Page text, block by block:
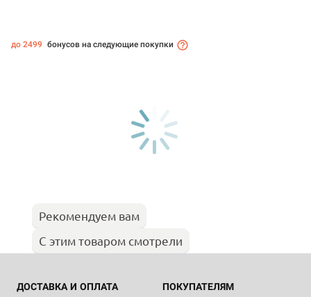
до 2499 бонусов на следующие покупки
Рекомендуем вам
С этим товаром смотрели
ДОСТАВКА И ОПЛАТА ПОКУПАТЕЛЯМ